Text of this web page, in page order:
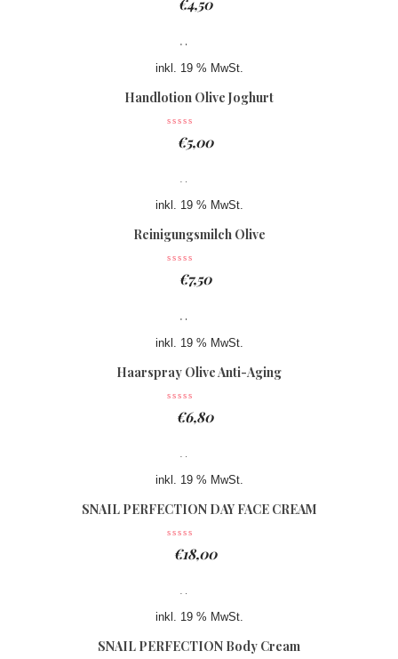
€4,50
inkl. 19 % MwSt.
Handlotion Olive Joghurt
€5,00
inkl. 19 % MwSt.
Reinigungsmilch Olive
€7,50
inkl. 19 % MwSt.
Haarspray Olive Anti-Aging
€6,80
inkl. 19 % MwSt.
SNAIL PERFECTION DAY FACE CREAM
€18,00
inkl. 19 % MwSt.
SNAIL PERFECTION Body Cream